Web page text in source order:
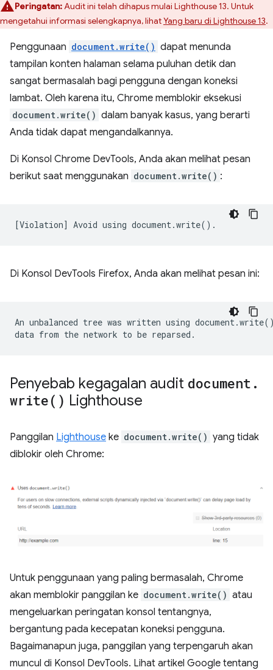
Peringatan:Audit ini telah dihapus mulai Lighthouse 13. Untuk
mengetahui informasi selengkapnya, lihatYang baru di Lighthouse 13.
Penggunaan document.write() dapat menunda
tampilan konten halaman selama puluhan detik dan
sangat bermasalah bagi pengguna dengan koneksi
lambat. Oleh karena itu, Chrome memblokir eksekusi
document.write() dalam banyak kasus, yang berarti
Anda tidak dapat mengandalkannya.
Di Konsol Chrome DevTools, Anda akan melihat pesan
berikut saat menggunakan document.write() :
Di Konsol DevTools Firefox, Anda akan melihat pesan ini:
An unbalanced tree was written using
Penyebab kegagalan audit document .
write( ) Lighthouse
Panggilan Lighthouse ke document.write() yang tidak
diblokir oleh Chrome:
Untuk penggunaan yang paling bermasalah, Chrome
akan memblokir panggilan ke document.write() atau
mengeluarkan peringatan konsol tentangnya,
bergantung pada kecepatan koneksi pengguna.
Bagaimanapun juga, panggilan yang terpengaruh akan
muncul di Konsol DevTools. Lihat artikel Google tentang